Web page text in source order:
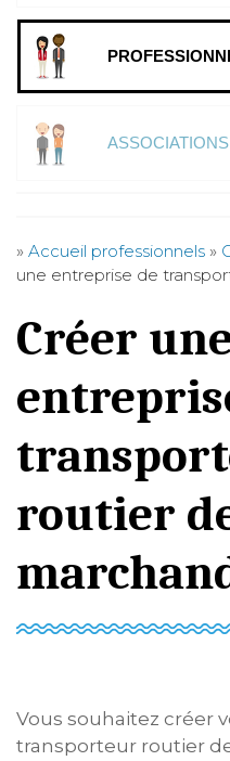
ASSOCIATIONS
» Accueil professionnels »
une entreprise de
Créer
routier
Vous souhaitez créer
transporteur routier